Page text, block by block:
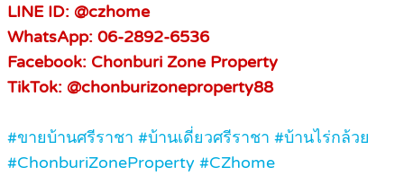
LINE ID: @czhome
WhatsApp: 06-2892-6536
Facebook: Chonburi Zone Property
TikTok: @chonburizoneproperty88
#ขายบ้านศรีราชา #บ้านเดี่ยวศรีราชา #บ้านไร่กล้วย
#ChonburiZoneProperty #CZhome